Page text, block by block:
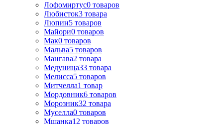
Лофомиртус0 товаров
Любисток3 товара
Люпин5 товаров
Майори0 товаров
Мак0 товаров
Мальва5 товаров
Мангава2 товара
Медуница33 товара
Мелисса5 товаров
Митчелла1 товар
Мордовник6 товаров
Морозник32 товара
Муселла0 товаров
Мшанка12 товаров